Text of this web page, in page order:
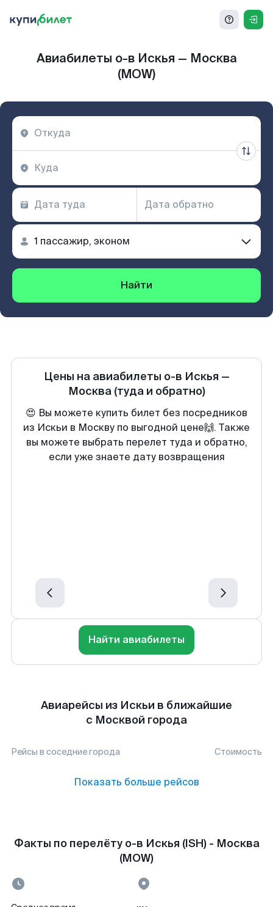
Авиабилеты о-в Искья — Москва
(MOW)
Найти
Цены на авиабилеты о-в Искья —
Москва (туда и обратно)
😍 Вы можете купить билет без посредников
из Искьи в Москву по выгодной цене🙌. Также
вы можете выбрать перелет туда и обратно,
если уже знаете дату возвращения
Найти авиабилеты
Авиарейсы из Искьи в ближайшие
с Москвой города
Рейсы в соседние города Стоимость
Показать больше рейсов
Факты по перелёту о-в Искья (ISH) - Москва
(MOW)